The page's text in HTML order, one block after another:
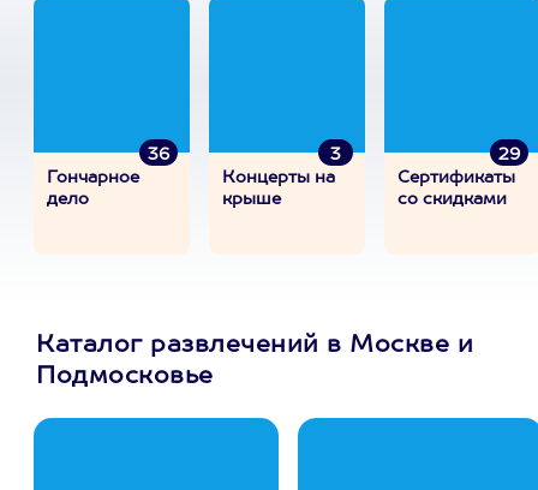
36
Гончарное
дело
3
Концерты на
крыше
29
Сертификаты
со скидками
Каталог развлечений в Москве и
Подмосковье